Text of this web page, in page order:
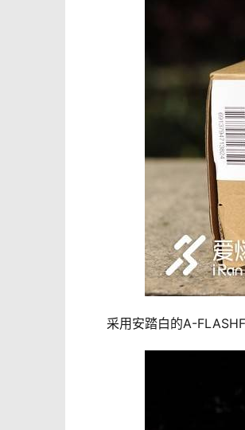
采用安踏白的A-